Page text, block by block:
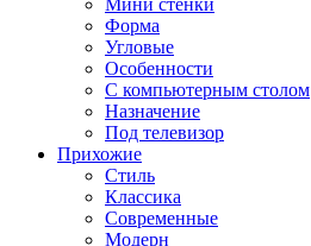
Мини стенки
Форма
Угловые
Особенности
С компьютерным столом
Назначение
Под телевизор
Прихожие
Стиль
Классика
Современные
Модерн